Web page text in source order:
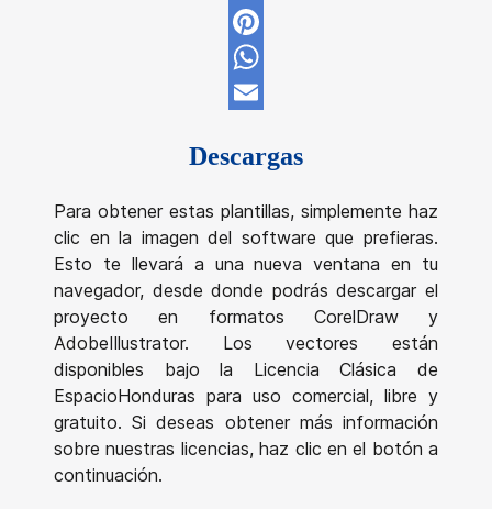
Twitter
Pinterest
WhatsApp
Descargas
Para obtener estas plantillas, simplemente haz
clic en la imagen del software que prefieras.
Esto te llevará a una nueva ventana en tu
navegador, desde donde podrás descargar el
proyecto en formatos CorelDraw y
AdobeIllustrator. Los vectores están
disponibles bajo la Licencia Clásica de
EspacioHonduras para uso comercial, libre y
gratuito. Si deseas obtener más información
sobre nuestras licencias, haz clic en el botón a
continuación.